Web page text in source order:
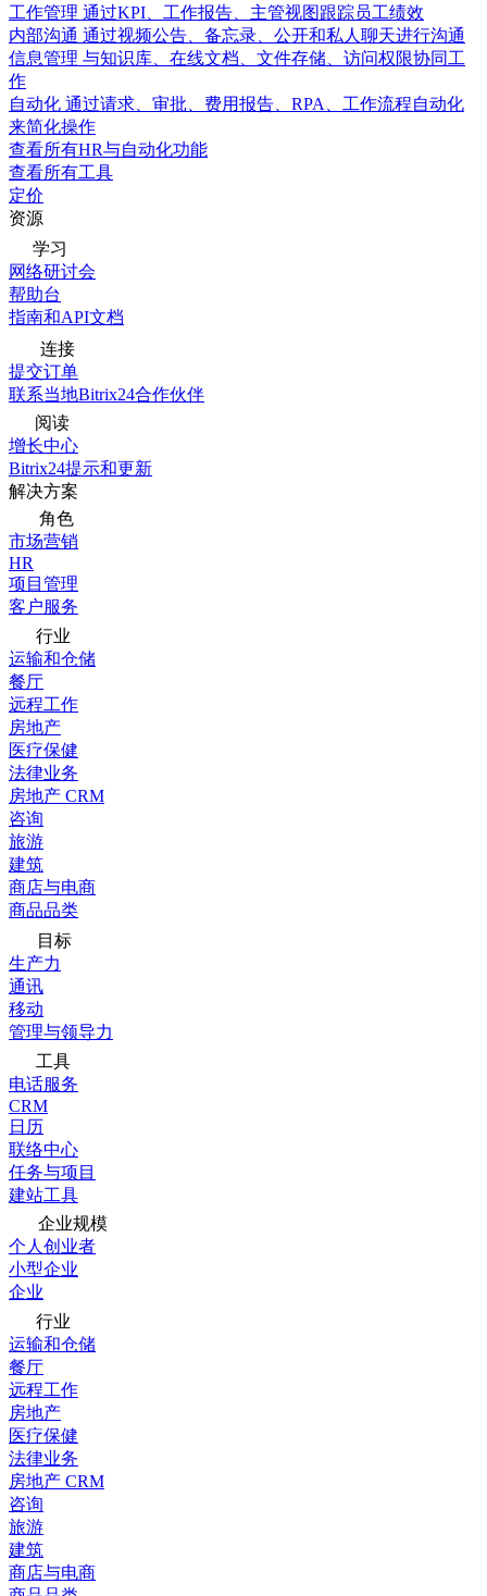
工作管理 通过KPI、工作报告、主管视图跟踪员工绩效
内部沟通 通过视频公告、备忘录、公开和私人聊天进行沟通
信息管理 与知识库、在线文档、文件存储、访问权限协同工
作
自动化 通过请求、审批、费用报告、RPA、工作流程自动化
来简化操作
查看所有HR与自动化功能
查看所有工具
定价
资源
学习
网络研讨会
帮助台
指南和API文档
连接
提交订单
联系当地Bitrix24合作伙伴
阅读
增长中心
Bitrix24提示和更新
解决方案
角色
市场营销
HR
项目管理
客户服务
行业
运输和仓储
餐厅
远程工作
房地产
医疗保健
法律业务
房地产 CRM
咨询
旅游
建筑
商店与电商
商品品类
目标
生产力
通讯
移动
管理与领导力
工具
电话服务
CRM
日历
联络中心
任务与项目
建站工具
企业规模
个人创业者
小型企业
企业
行业
运输和仓储
餐厅
远程工作
房地产
医疗保健
法律业务
房地产 CRM
咨询
旅游
建筑
商店与电商